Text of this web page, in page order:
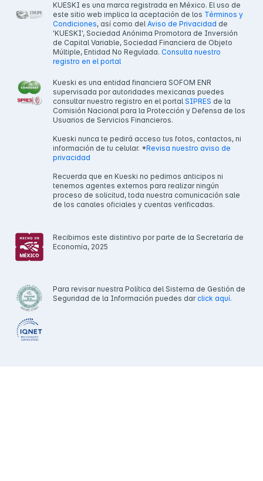
KUESKI es una marca registrada en México. El uso de
este sitio web implica la aceptación de los Términos y
Condiciones, así como del Aviso de Privacidad de
'KUESKI', Sociedad Anónima Promotora de Inversión
de Capital Variable, Sociedad Financiera de Objeto
Múltiple, Entidad No Regulada. Consulta nuestro
registro en el portal
Kueski es una entidad financiera SOFOM ENR
supervisada por autoridades mexicanas puedes
consultar nuestro registro en el portal SIPRES de la
Comisión Nacional para la Protección y Defensa de los
Usuarios de Servicios Financieros.
Kueski nunca te pedirá acceso tus fotos, contactos, ni
información de tu celular. *Revisa nuestro aviso de
privacidad
Recuerda que en Kueski no pedimos anticipos ni
tenemos agentes externos para realizar ningún
proceso de solicitud, toda nuestra comunicación sale
de los canales oficiales y cuentas verificadas.
Recibimos este distintivo por parte de la Secretaría de
Economía, 2025
Para revisar nuestra Política del Sistema de Gestión de
Seguridad de la Información puedes darclick aquí.